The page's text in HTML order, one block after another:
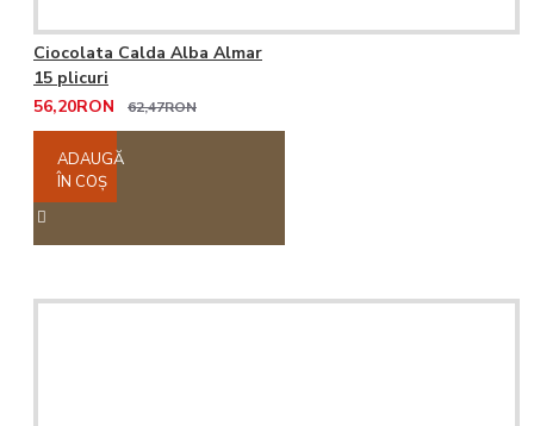
Ciocolata Calda Alba Almar
15 plicuri
56,20RON
62,47RON
ADAUGĂ
ÎN COŞ